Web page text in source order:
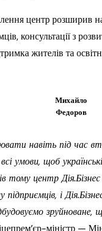
центр розширив
консультації з
жителів та
Михайло
Федоров
навіть під час
умови, щоб
центр Дія.Бізнес
підприємців, і
міністр —